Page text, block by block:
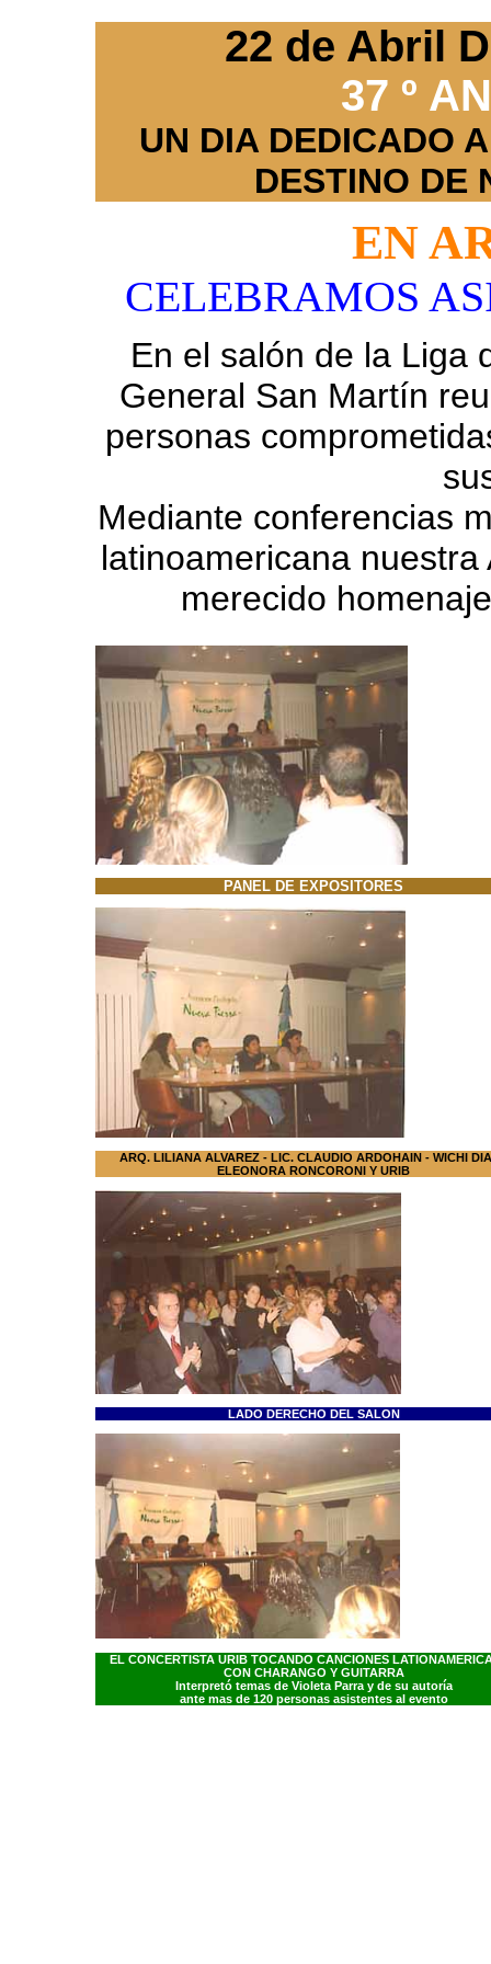
22 de Abril
37 º
UN DIA DEDICADO
DESTINO DE
EN
CELEBRAMOS
En el salón de la Liga
General San Martín
personas
Mediante conferencias
latinoamericana
merecido
PANEL DE EXPOSITORES
ARQ. LILIANA ALVAREZ - LIC. CLAUDIO ARDOHAIN - WICHI
ELEONORA RONCORONI Y URIB
LADO DERECHO DEL SALON
EL CONCERTISTA URIB TOCANDO CANCIONES
CON CHARANGO Y GUITARRA
Interpretó temas de Violeta Parra y de su autoría
ante mas de 120 personas asistentes al evento